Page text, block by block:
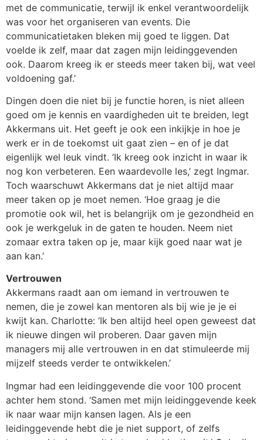
met de communicatie, terwijl ik enkel verantwoordelijk
was voor het organiseren van events. Die
communicatietaken bleken mij goed te liggen. Dat
voelde ik zelf, maar dat zagen mijn leidinggevenden
ook. Daarom kreeg ik er steeds meer taken bij, wat veel
voldoening gaf.’
Dingen doen die niet bij je functie horen, is niet alleen
goed om je kennis en vaardigheden uit te breiden, legt
Akkermans uit. Het geeft je ook een inkijkje in hoe je
werk er in de toekomst uit gaat zien – en of je dat
eigenlijk wel leuk vindt. ‘Ik kreeg ook inzicht in waar ik
nog kon verbeteren. Een waardevolle les,’ zegt Ingmar.
Toch waarschuwt Akkermans dat je niet altijd maar
meer taken op je moet nemen. ‘Hoe graag je die
promotie ook wil, het is belangrijk om je gezondheid en
ook je werkgeluk in de gaten te houden. Neem niet
zomaar extra taken op je, maar kijk goed naar wat je
aan kan.’
Vertrouwen
Akkermans raadt aan om iemand in vertrouwen te
nemen, die je zowel kan mentoren als bij wie je je ei
kwijt kan. Charlotte: ‘Ik ben altijd heel open geweest dat
ik nieuwe dingen wil proberen. Daar gaven mijn
managers mij alle vertrouwen in en dat stimuleerde mij
mijzelf steeds verder te ontwikkelen.’
Ingmar had een leidinggevende die voor 100 procent
achter hem stond. ‘Samen met mijn leidinggevende keek
ik naar waar mijn kansen lagen. Als je een
leidinggevende hebt die je niet support, of zelfs